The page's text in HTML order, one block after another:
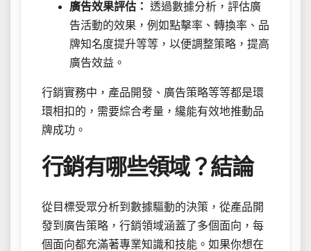
廣告效果評估： 透過數據分析，評估廣
告活動的效果，例如點擊率、轉換率、品
牌知名度提升等等，以便調整策略，提高
廣告效益。
行銷實務中，產品開發、廣告策略等等都是環
環相扣的，需要綜合考量，纔能有效地推動品
牌成功。
行銷有哪些領域？結論
從目標受眾分析到數據驅動的決策，從產品開
發到廣告策略，行銷領域涵蓋了多個面向，每
個面向都充滿著專業知識和技能。如果你想在